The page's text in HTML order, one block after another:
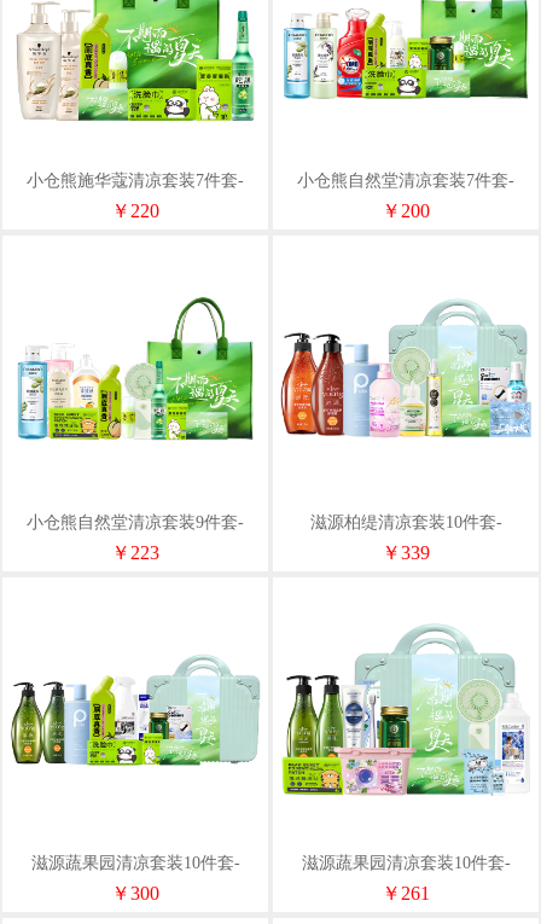
小仓熊施华蔻清凉套装7件套-
SQL007
￥220
小仓熊自然堂清凉套装7件套-
SQL005
￥200
小仓熊自然堂清凉套装9件套-
SQL003
￥223
滋源柏缇清凉套装10件套-
YXLX008
￥339
滋源蔬果园清凉套装10件套-
YXLX007
￥300
滋源蔬果园清凉套装10件套-
YXLX004
￥261